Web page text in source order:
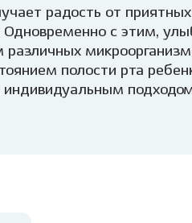
радость от
Одновременно с этим,
различных
полости рта
маленьким, но
детство!